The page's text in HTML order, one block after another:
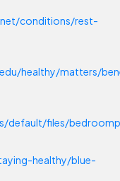
conditions/rest-
healthy/matters/
files/
healthy/blue-